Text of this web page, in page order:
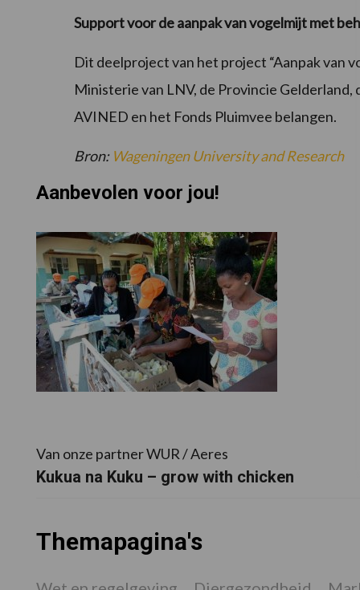
Support voor de aanpak van vogelmijt met
Dit deelproject van het project “Aanpak van
Ministerie van LNV, de Provincie Gelderland,
AVINED en het Fonds Pluimvee belangen.
Bron: Wageningen University and Research
Aanbevolen voor jou!
Van onze partner WUR / Aeres
Kukua na Kuku – grow with chicken
Themapagina's